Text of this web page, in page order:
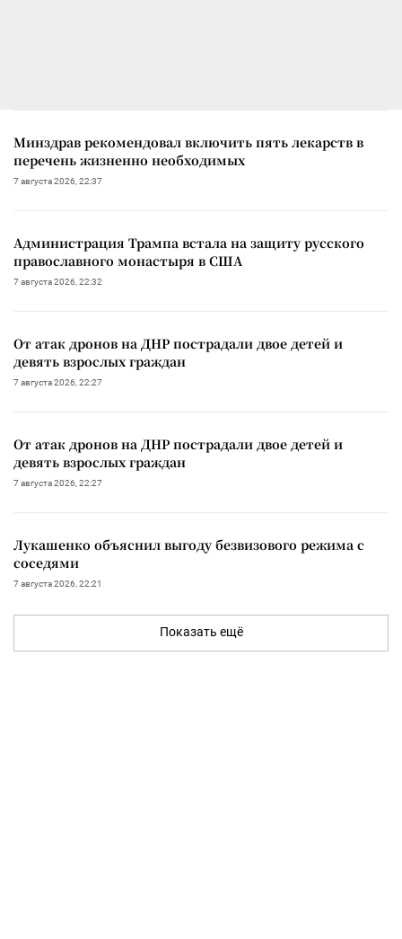
Минздрав рекомендовал включить пять лекарств в
перечень жизненно необходимых
7 августа 2026, 22:37
Администрация Трампа встала на защиту русского
православного монастыря в США
7 августа 2026, 22:32
От атак дронов на ДНР пострадали двое детей и
девять взрослых граждан
7 августа 2026, 22:27
От атак дронов на ДНР пострадали двое детей и
девять взрослых граждан
7 августа 2026, 22:27
Лукашенко объяснил выгоду безвизового режима с
соседями
7 августа 2026, 22:21
Показать ещё